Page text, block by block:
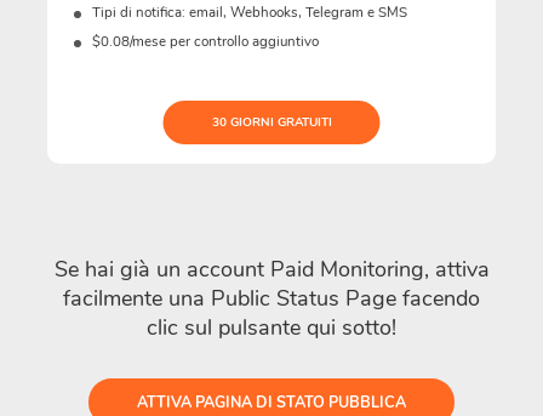
Tipi di notifica: email, Webhooks, Telegram e SMS
$0.08/mese per controllo aggiuntivo
30 GIORNI GRATUITI
Se hai già un account Paid Monitoring, attiva
facilmente una Public Status Page facendo
clic sul pulsante qui sotto!
ATTIVA PAGINA DI STATO PUBBLICA